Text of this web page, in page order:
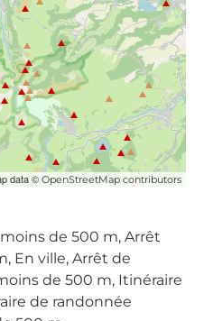
data ©OpenStreetMap contributors
de 500 m, Arrêt
En ville, Arrêt de
de 500 m, Itinéraire
de randonnée